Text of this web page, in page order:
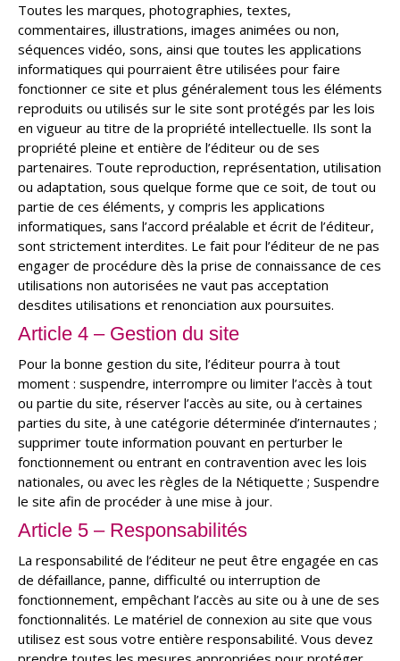
Toutes les marques, photographies, textes,
commentaires, illustrations, images animées ou non,
séquences vidéo, sons, ainsi que toutes les applications
informatiques qui pourraient être utilisées pour faire
fonctionner ce site et plus généralement tous les éléments
reproduits ou utilisés sur le site sont protégés par les lois
en vigueur au titre de la propriété intellectuelle. Ils sont la
propriété pleine et entière de l’éditeur ou de ses
partenaires. Toute reproduction, représentation, utilisation
ou adaptation, sous quelque forme que ce soit, de tout ou
partie de ces éléments, y compris les applications
informatiques, sans l’accord préalable et écrit de l’éditeur,
sont strictement interdites. Le fait pour l’éditeur de ne pas
engager de procédure dès la prise de connaissance de ces
utilisations non autorisées ne vaut pas acceptation
desdites utilisations et renonciation aux poursuites.
Article 4 – Gestion du site
Pour la bonne gestion du site, l’éditeur pourra à tout
moment : suspendre, interrompre ou limiter l’accès à tout
ou partie du site, réserver l’accès au site, ou à certaines
parties du site, à une catégorie déterminée d’internautes ;
supprimer toute information pouvant en perturber le
fonctionnement ou entrant en contravention avec les lois
nationales, ou avec les règles de la Nétiquette ; Suspendre
le site afin de procéder à une mise à jour.
Article 5 – Responsabilités
La responsabilité de l’éditeur ne peut être engagée en cas
de défaillance, panne, difficulté ou interruption de
fonctionnement, empêchant l’accès au site ou à une de ses
fonctionnalités. Le matériel de connexion au site que vous
utilisez est sous votre entière responsabilité. Vous devez